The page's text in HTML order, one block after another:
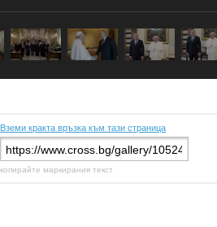
Вземи кракта връзка към тази страница
копирайте маркирания текст